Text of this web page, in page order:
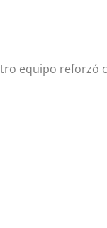
equipo reforzó